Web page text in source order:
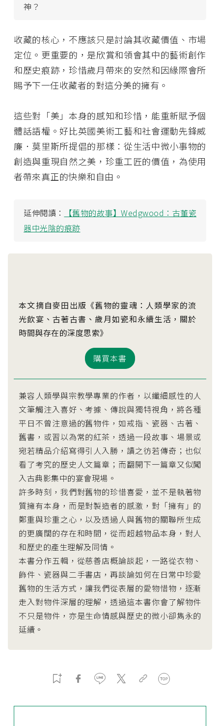
神？
收藏的核心，不應該只是討論其收藏價值、市場
定位。更重要的，是欣賞和領會其中的藝術創作
和歷史痕跡，珍惜歲月帶來的安然和因緣際會所
賜予下一任收藏者的對這分美的擁有。
這些對「美」本身的感知和珍惜，能重新賦予個
體話語權。好比英國美術工藝和社會運動先鋒威
廉．莫里斯所提倡的那樣：從生活中微小事物的
創造與重現自然之美，珍重工匠的價值，為使用
者帶來真正的快樂和自由。
延伸閱讀：
【舊物的故事】Wedgwood：古董瓷
器中光陰的痕跡
本文摘自麥田出版《舊物的靈魂：人類學家的流
光飲宴、古著古書、歲月如瓷和永續生活，關於
時間與存在的深度思索》
購買本書
兼容人類學與宗教學專業的作者，以纖細感性的人
文筆觸注入喜好、考據、傳說與獨特視角，將各種
平日不曾注意過的舊物件，如戒指、瓷器、古著、
舊書，或習以為常的紅茶，透過一段故事、場景或
宛若精品介紹寫得引人入勝，讀之彷若傳奇；也似
看了考究的歷史人文篇章；而翻開下一篇章又似闖
入古典影集中的宴會現場。
許多時刻，我們對舊物的珍惜喜愛，並不是執著物
質擁有本身，而是對製造者的感激，對「擁有」的
鄭重與珍重之心，以及透過人與舊物的關聯所生成
的更廣闊的存在和時間，從而超越物品本身，對人
和歷史的產生理解及同情。
本書分作五輯，從慈善店概論談起，一路從衣物、
飾件、瓷器與二手書店，再談論如何在日常中珍愛
舊物的生活方式，讓我們從表層的愛物惜物，逐漸
走入對物件深層的理解，透過這本書你會了解物件
不只是物件，亦是生命情感與歷史的微小卻雋永的
延續。